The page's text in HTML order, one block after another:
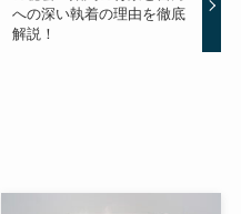
への深い執着の理由を徹底
解説！